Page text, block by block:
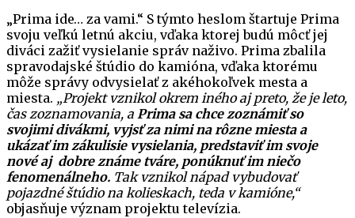
„Prima ide… za vami.“ S týmto heslom štartuje Prima
svoju veľkú letnú akciu, vďaka ktorej budú môcť jej
diváci zažiť vysielanie správ naživo. Prima zbalila
spravodajské štúdio do kamióna, vďaka ktorému
môže správy odvysielať z akéhokoľvek mesta a
miesta. „Projekt vznikol okrem iného aj preto, že je leto,
čas zoznamovania, a Prima sa chce zoznámiť so
svojimi divákmi, vyjsť za nimi na rôzne miesta a
ukázať im zákulisie vysielania, predstaviť im svoje
nové aj dobre známe tváre, ponúknuť im niečo
fenomenálneho. Tak vznikol nápad vybudovať
pojazdné štúdio na kolieskach, teda v kamióne,“
objasňuje význam projektu televízia.